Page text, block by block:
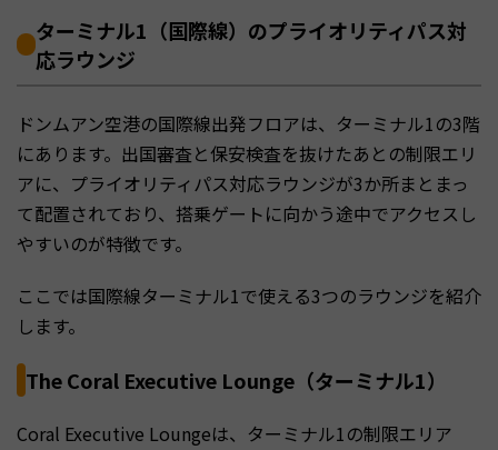
ターミナル1（国際線）のプライオリティパス対
応ラウンジ
ドンムアン空港の国際線出発フロアは、ターミナル1の3階
にあります。出国審査と保安検査を抜けたあとの制限エリ
アに、プライオリティパス対応ラウンジが3か所まとまっ
て配置されており、搭乗ゲートに向かう途中でアクセスし
やすいのが特徴です。
ここでは国際線ターミナル1で使える3つのラウンジを紹介
します。
The Coral Executive Lounge（ターミナル1）
Coral Executive Loungeは、ターミナル1の制限エリア